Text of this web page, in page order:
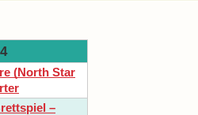
(North Star
–